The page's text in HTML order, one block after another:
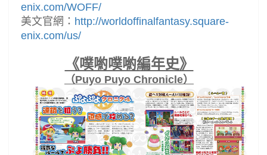
enix.com/WOFF/
美文官網： http://worldoffinalfantasy.square-
enix.com/us/
《噗喲噗喲編年史》
（Puyo Puyo Chronicle）